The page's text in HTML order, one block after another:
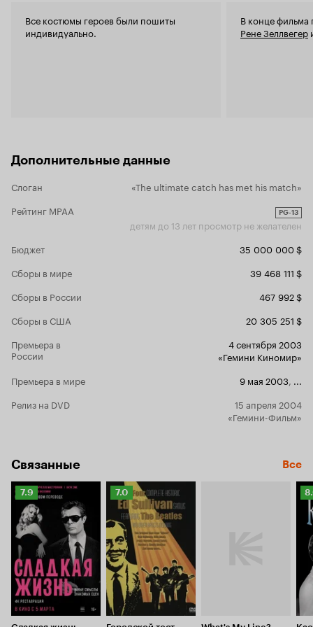
'К черту
фильмов
Все костюмы героев были пошиты
индивидуально.
В конце
Рене Зеллвегер
Дополнительные данные
Слоган
«The ultimate catch has met his match»
Рейтинг MPAA
PG-13
детям до 13 лет просмотр не желателен
Бюджет
35 000 000 $
Сборы в мире
39 468 111 $
Сборы в России
467 992 $
Сборы в США
20 305 251 $
Премьера в
России
4 сентября 2003
«Гемини Киномир»
Премьера в мире
9 мая 2003
Релиз на DVD
15 апреля 2004
«Гемини-Фильм»
Связанные Все
Рейтинг
Кинопоиска
7.9
7.9
Рейтинг
Кинопоиска
7.0
7.0